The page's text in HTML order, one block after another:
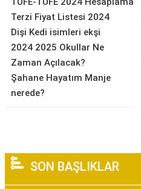
Terzi Fiyat Listesi 2024
Dişi Kedi isimleri ekşi
2024 2025 Okullar Ne
Zaman Açılacak?
Şahane Hayatım Manje
nerede?
SON BAŞLIKLAR